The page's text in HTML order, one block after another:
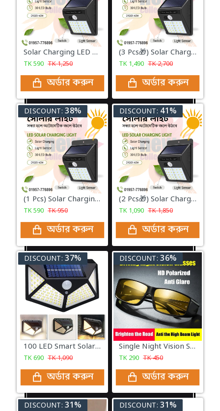
Solar Charging LED Sensor Light
TK590 TK1,250
অর্ডার করুন
(3 Pcs🎁) Solar Charging LED Sensor Light
TK 1,490 TK2,700
অর্ডার করুন
DISCOUNT: 38%
(1 Pcs) Solar Charging LED Sensor Light
TK590 TK950
অর্ডার করুন
DISCOUNT: 41%
(2 Pcs🎁) Solar Charging LED Sensor Light
TK 1,090 TK1,850
অর্ডার করুন
DISCOUNT: 37%
100 LED Smart Solar Light with Motion Sensor LED Wireless Weatherproof Light
TK690 TK1,090
অর্ডার করুন
DISCOUNT: 36%
Single Night Vision Sunglass
TK 290 TK450
অর্ডার করুন
DISCOUNT: 31% DISCOUNT: 31%